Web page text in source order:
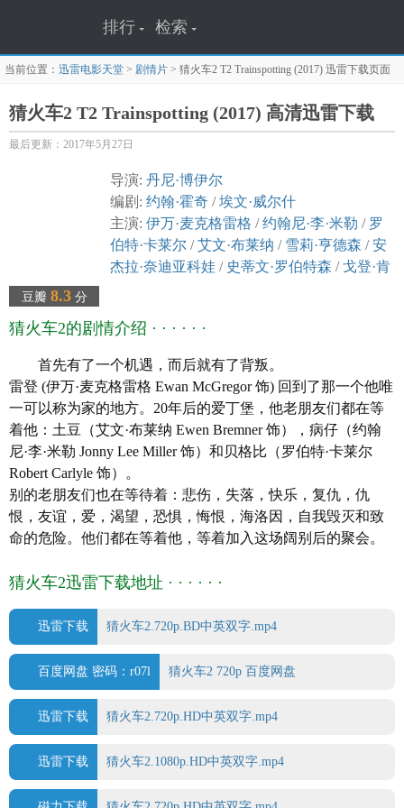
排行 检索
当前位置： 迅雷电影天堂 > 剧情片 > 猜火车2 T2 Trainspotting (2017) 迅雷下载页面
猜火车2 T2 Trainspotting (2017) 高清迅雷下载
最后更新：2017年5月27日
豆瓣 8.3分
导演: 丹尼·博伊尔
编剧: 约翰·霍奇 /埃文·威尔什
主演: 伊万·麦克格雷格 /约翰尼·李·米勒 / 罗
伯特·卡莱尔 /艾文·布莱纳 / 雪莉·亨德森 /安
杰拉·奈迪亚科娃 / 史蒂文·罗伯特森 /戈登·肯
琳·尼古拉斯 / 凯文·麦克基德
类型: 剧情
官方网站:
www.sonypictures.com/movies/t2trainspotting/
制片国家/地区:英国
语言: 英语
上映日期:
片长: 117分钟
又名: 迷幻列车2(港) / T2:Trainspotting /
Trainspotting 2 / Porno
猜火车2的剧情介绍 · · · · · ·
首先有了一个机遇，而后就有了背叛。
雷登 (伊万·麦克格雷格 Ewan McGregor 饰) 回到了那一个他唯
一可以称为家的地方。20年后的爱丁堡，他老朋友们都在等
着他：土豆（艾文·布莱纳 Ewen Bremner 饰），病仔（约翰
尼·李·米勒 Jonny Lee Miller 饰）和贝格比（罗伯特·卡莱尔
Robert Carlyle 饰）。
别的老朋友们也在等待着：悲伤，失落，快乐，复仇，仇
恨，友谊，爱，渴望，恐惧，悔恨，海洛因，自我毁灭和致
命的危险。他们都在等着他，等着加入这场阔别后的聚会。
猜火车2迅雷下载地址 · · · · · ·
迅雷下载 猜火车2.720p.BD中英双字.mp4
百度网盘 密码：r07l 猜火车2 720p 百度网盘
迅雷下载 猜火车2.720p.HD中英双字.mp4
迅雷下载 猜火车2.1080p.HD中英双字.mp4